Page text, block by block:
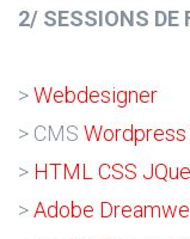
2/ SESSIONS
>Webdesigner
> CMS Wordpress
> HTML CSS
>Adobe